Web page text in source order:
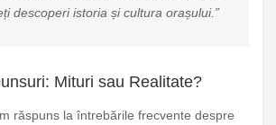
descoperi istoria și cultura orașului.”
Mituri sau Realitate?
răspuns la întrebările frecvente despre